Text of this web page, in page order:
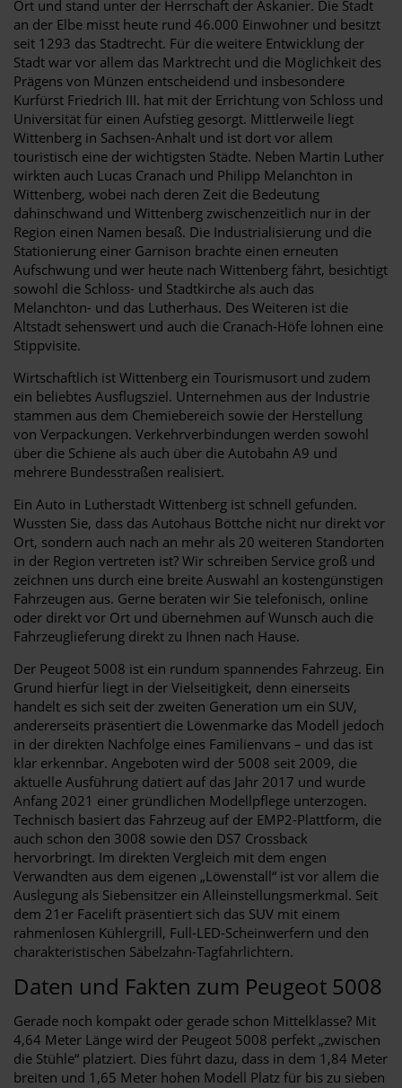
Ort und stand unter der Herrschaft der Askanier. Die Stadt
an der Elbe misst heute rund 46.000 Einwohner und besitzt
seit 1293 das Stadtrecht. Für die weitere Entwicklung der
Stadt war vor allem das Marktrecht und die Möglichkeit des
Prägens von Münzen entscheidend und insbesondere
Kurfürst Friedrich III. hat mit der Errichtung von Schloss und
Universität für einen Aufstieg gesorgt. Mittlerweile liegt
Wittenberg in Sachsen-Anhalt und ist dort vor allem
touristisch eine der wichtigsten Städte. Neben Martin Luther
wirkten auch Lucas Cranach und Philipp Melanchton in
Wittenberg, wobei nach deren Zeit die Bedeutung
dahinschwand und Wittenberg zwischenzeitlich nur in der
Region einen Namen besaß. Die Industrialisierung und die
Stationierung einer Garnison brachte einen erneuten
Aufschwung und wer heute nach Wittenberg fährt, besichtigt
sowohl die Schloss- und Stadtkirche als auch das
Melanchton- und das Lutherhaus. Des Weiteren ist die
Altstadt sehenswert und auch die Cranach-Höfe lohnen eine
Stippvisite.
Wirtschaftlich ist Wittenberg ein Tourismusort und zudem
ein beliebtes Ausflugsziel. Unternehmen aus der Industrie
stammen aus dem Chemiebereich sowie der Herstellung
von Verpackungen. Verkehrverbindungen werden sowohl
über die Schiene als auch über die Autobahn A9 und
mehrere Bundesstraßen realisiert.
Ein Auto in Lutherstadt Wittenberg ist schnell gefunden.
Wussten Sie, dass das Autohaus Böttche nicht nur direkt vor
Ort, sondern auch nach an mehr als 20 weiteren Standorten
in der Region vertreten ist? Wir schreiben Service groß und
zeichnen uns durch eine breite Auswahl an kostengünstigen
Fahrzeugen aus. Gerne beraten wir Sie telefonisch, online
oder direkt vor Ort und übernehmen auf Wunsch auch die
Fahrzeuglieferung direkt zu Ihnen nach Hause.
Der Peugeot 5008 ist ein rundum spannendes Fahrzeug. Ein
Grund hierfür liegt in der Vielseitigkeit, denn einerseits
handelt es sich seit der zweiten Generation um ein SUV,
andererseits präsentiert die Löwenmarke das Modell jedoch
in der direkten Nachfolge eines Familienvans – und das ist
klar erkennbar. Angeboten wird der 5008 seit 2009, die
aktuelle Ausführung datiert auf das Jahr 2017 und wurde
Anfang 2021 einer gründlichen Modellpflege unterzogen.
Technisch basiert das Fahrzeug auf der EMP2-Plattform, die
auch schon den 3008 sowie den DS7 Crossback
hervorbringt. Im direkten Vergleich mit dem engen
Verwandten aus dem eigenen „Löwenstall“ ist vor allem die
Auslegung als Siebensitzer ein Alleinstellungsmerkmal. Seit
dem 21er Facelift präsentiert sich das SUV mit einem
rahmenlosen Kühlergrill, Full-LED-Scheinwerfern und den
charakteristischen Säbelzahn-Tagfahrlichtern.
Daten und Fakten zum Peugeot 5008
Gerade noch kompakt oder gerade schon Mittelklasse? Mit
4,64 Meter Länge wird der Peugeot 5008 perfekt „zwischen
die Stühle“ platziert. Dies führt dazu, dass in dem 1,84 Meter
breiten und 1,65 Meter hohen Modell Platz für bis zu sieben